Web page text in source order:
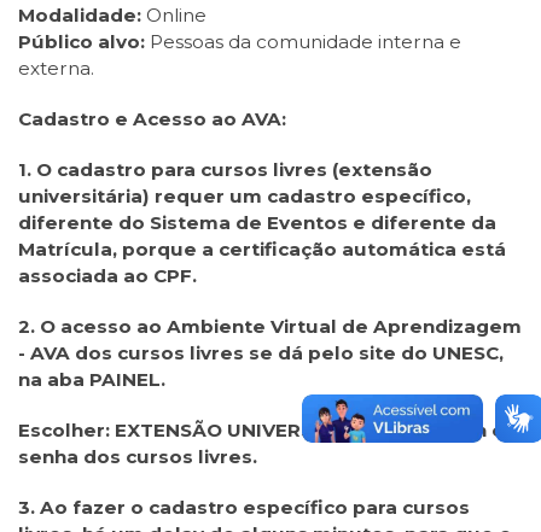
Modalidade: Online
Público alvo: Pessoas da comunidade interna e
externa.
Cadastro e Acesso ao AVA:
1. O cadastro para cursos livres (extensão
universitária) requer um cadastro específico,
diferente do Sistema de Eventos e diferente da
Matrícula, porque a certificação automática está
associada ao CPF.
2. O acesso ao Ambiente Virtual de Aprendizagem
- AVA dos cursos livres se dá pelo site do UNESC,
na aba PAINEL.
Escolher: EXTENSÃO UNIVERSITÁRIA, com login e
senha dos cursos livres.
3. Ao fazer o cadastro específico para cursos